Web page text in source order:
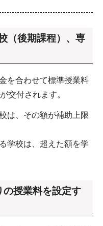
（後期課程）、専
を合わせて標準授業料
交付されます。
は、その額が補助上限
学校は、超えた額を学
授業料を設定す